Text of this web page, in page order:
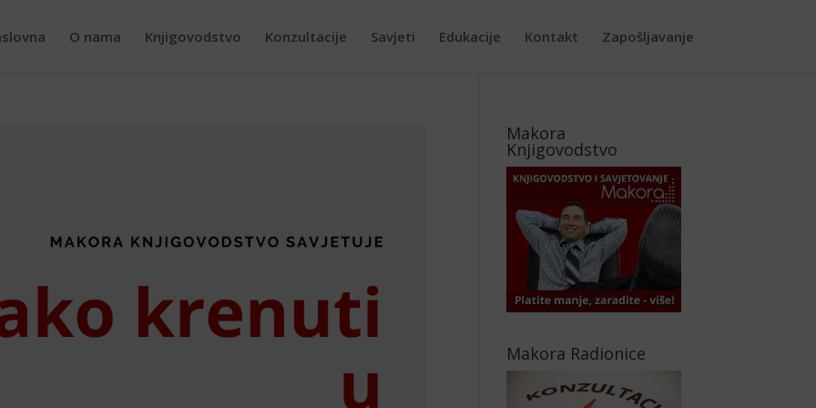
O nama Knjigovodstvo Konzultacije Savjeti Edukacije Kontakt Zapošljavanje
Makora
Knjigovodstvo
Makora Radionice